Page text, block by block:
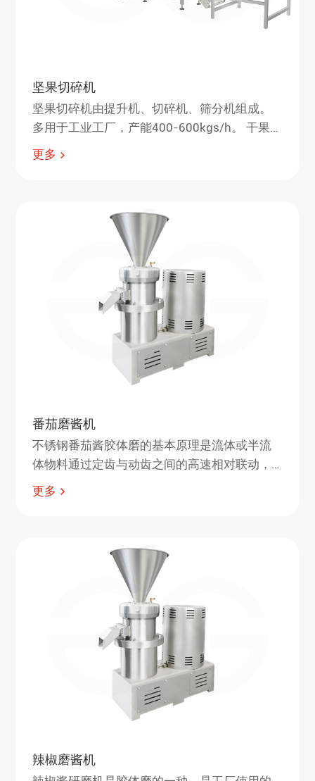
坚果切碎机
坚果切碎机由提升机、切碎机、筛分机组成。
多用于工业工厂，产能400-600kgs/h。 干果切
碎机主要用于切花生、杏仁、巴旦木、腰果、
更多
番茄磨酱机
不锈钢番茄酱胶体磨的基本原理是流体或半流
体物料通过定齿与动齿之间的高速相对联动，
使物料受到强大的剪切力、摩擦力和高剪切
力。 频振动，有效粉碎。
更多
辣椒磨酱机